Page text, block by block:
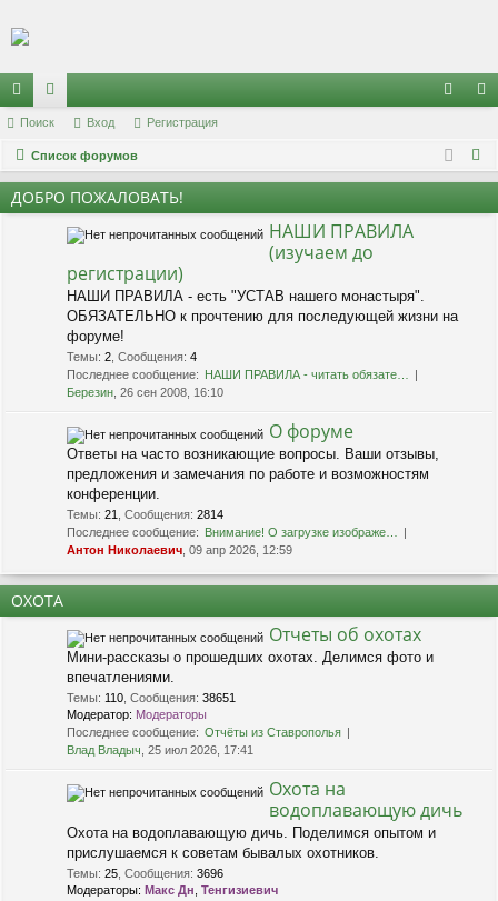
Регистрация
с
ы
лк
ор
ум
ы
д и
Поиск Вход Регистрация
Список форумов
ДОБРО ПОЖАЛОВАТЬ!
НАШИ ПРАВИЛА
(изучаем до
регистрации)
НАШИ ПРАВИЛА - есть "УСТАВ нашего монастыря".
ОБЯЗАТЕЛЬНО к прочтению для последующей жизни на
форуме!
Темы: 2 Сообщения: 4
Последнее сообщение: НАШИ ПРАВИЛА - читать обязате…
Березин , 26 сен 2008, 16:10
О форуме
Ответы на часто возникающие вопросы. Ваши отзывы,
предложения и замечания по работе и возможностям
конференции.
Темы: 21 Сообщения: 2814
Последнее сообщение: Внимание! О загрузке изображе…
Антон Николаевич , 09 апр 2026, 12:59
ОХОТА
Отчеты об охотах
Мини-рассказы о прошедших охотах. Делимся фото и
впечатлениями.
Темы: 110 Сообщения: 38651
Модератор: Модераторы
Последнее сообщение: Отчёты из Ставрополья
Влад Владыч , 25 июл 2026, 17:41
Охота на
водоплавающую дичь
Охота на водоплавающую дичь. Поделимся опытом и
прислушаемся к советам бывалых охотников.
Темы: 25 Сообщения: 3696
Модераторы: Макс Дн Тенгизиевич